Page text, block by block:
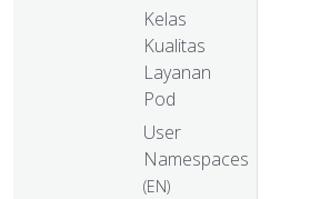
Kelas
Kualitas
Layanan
Pod
User
Namespaces
(EN)